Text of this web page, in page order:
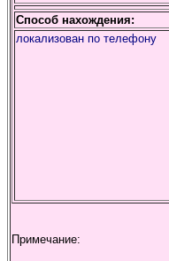
Способ нахождения:
локализован по телефону
Примечание: